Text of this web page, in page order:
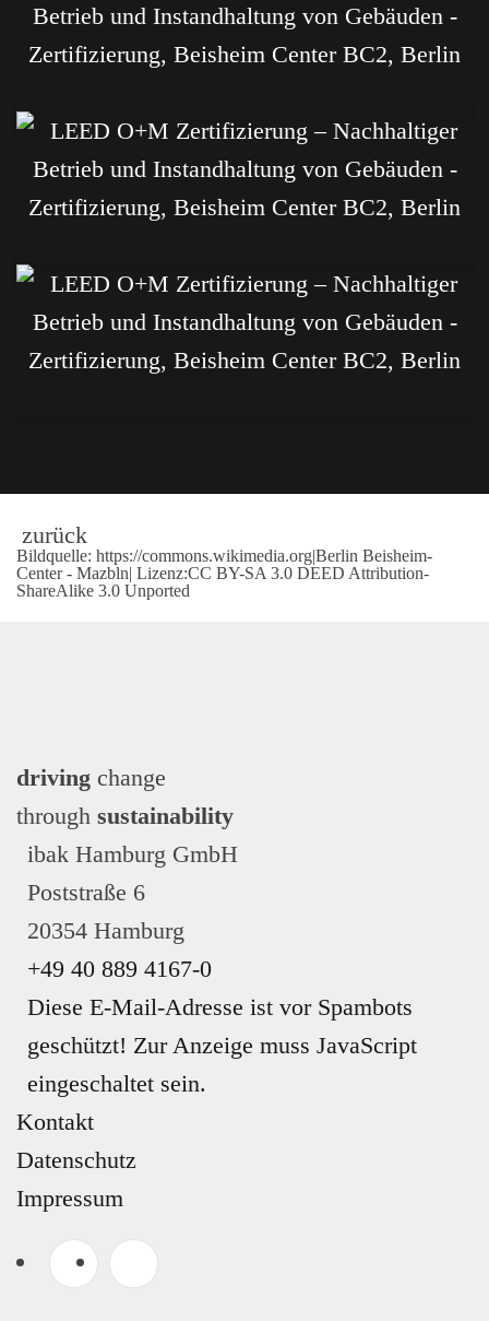
zurück
Bildquelle: https://commons.wikimedia.org|Berlin Beisheim-
Center - Mazbln| Lizenz:CC BY-SA 3.0 DEED Attribution-
ShareAlike 3.0 Unported
driving change
through sustainability
ibak Hamburg GmbH
Poststraße 6
20354 Hamburg
+49 40 889 4167-0
Diese E-Mail-Adresse ist vor Spambots
geschützt! Zur Anzeige muss JavaScript
eingeschaltet sein.
Kontakt
Datenschutz
Impressum